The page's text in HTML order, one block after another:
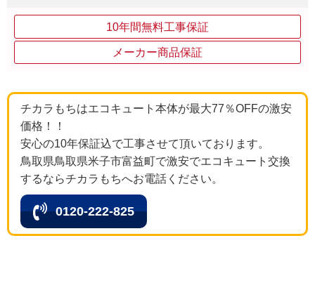
10年間無料工事保証
メーカー商品保証
チカラもちはエコキュート本体が最大77％OFFの激安
価格！！
安心の10年保証込で工事させて頂いております。
鳥取県鳥取県米子市富益町で激安でエコキュート交換
するならチカラもちへお電話ください。
0120-222-825